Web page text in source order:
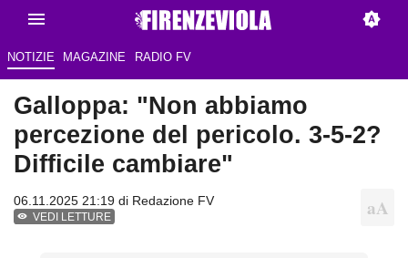
NOTIZIE MAGAZINE RADIO FV
Galloppa: "Non abbiamo
percezione del pericolo. 3-5-2?
Difficile cambiare"
06.11.2025 21:19 di Redazione FV
VEDI LETTURE